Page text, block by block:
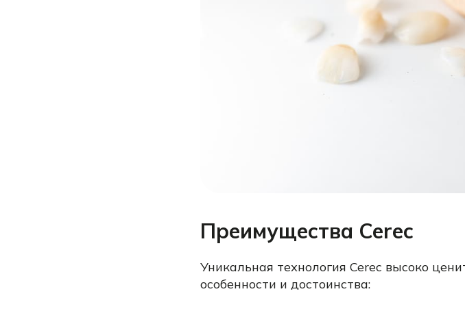
Преимущества Cerec
Уникальная технология Cerec высоко
особенности и достоинства: